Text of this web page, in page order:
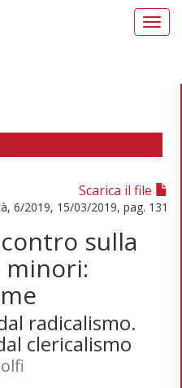
Scarica il file
6/2019, 15/03/2019, pag. 131
sulla
radicalismo.
clericalismo